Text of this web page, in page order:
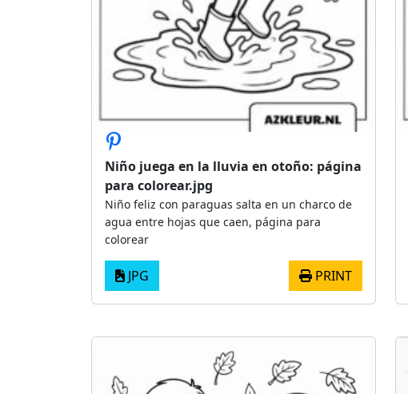
Niño juega en la lluvia en otoño: página
para colorear.jpg
Niño feliz con paraguas salta en un charco de
agua entre hojas que caen, página para
colorear
JPG PRINT